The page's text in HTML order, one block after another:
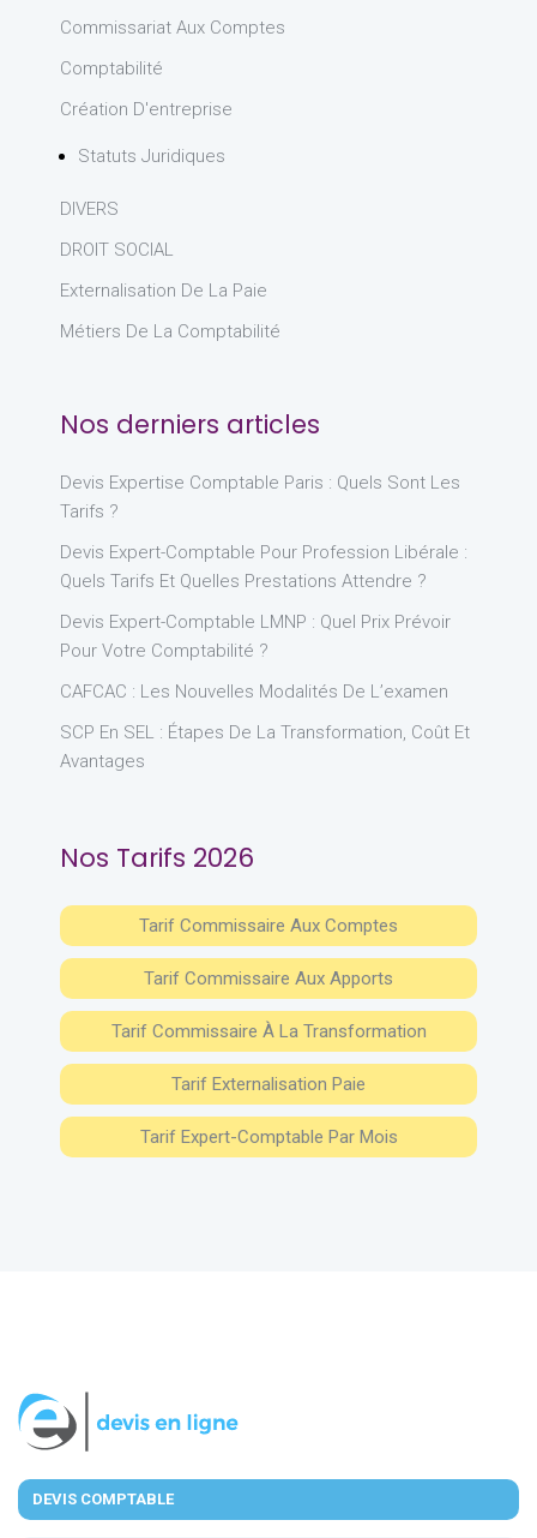
Commissariat Aux Comptes
Comptabilité
Création D'entreprise
Statuts Juridiques
DIVERS
DROIT SOCIAL
Externalisation De La Paie
Métiers De La Comptabilité
Nos derniers articles
Devis Expertise Comptable Paris : Quels Sont Les
Tarifs ?
Devis Expert-Comptable Pour Profession Libérale :
Quels Tarifs Et Quelles Prestations Attendre ?
Devis Expert-Comptable LMNP : Quel Prix Prévoir
Pour Votre Comptabilité ?
CAFCAC : Les Nouvelles Modalités De L’examen
SCP En SEL : Étapes De La Transformation, Coût Et
Avantages
Nos Tarifs 2026
Tarif Commissaire Aux Comptes
Tarif Commissaire Aux Apports
Tarif Commissaire À La Transformation
Tarif Externalisation Paie
Tarif Expert-Comptable Par Mois
DEVIS COMPTABLE